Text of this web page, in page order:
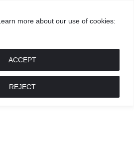
more about our use of cookies:
REJECT
ACCEPT